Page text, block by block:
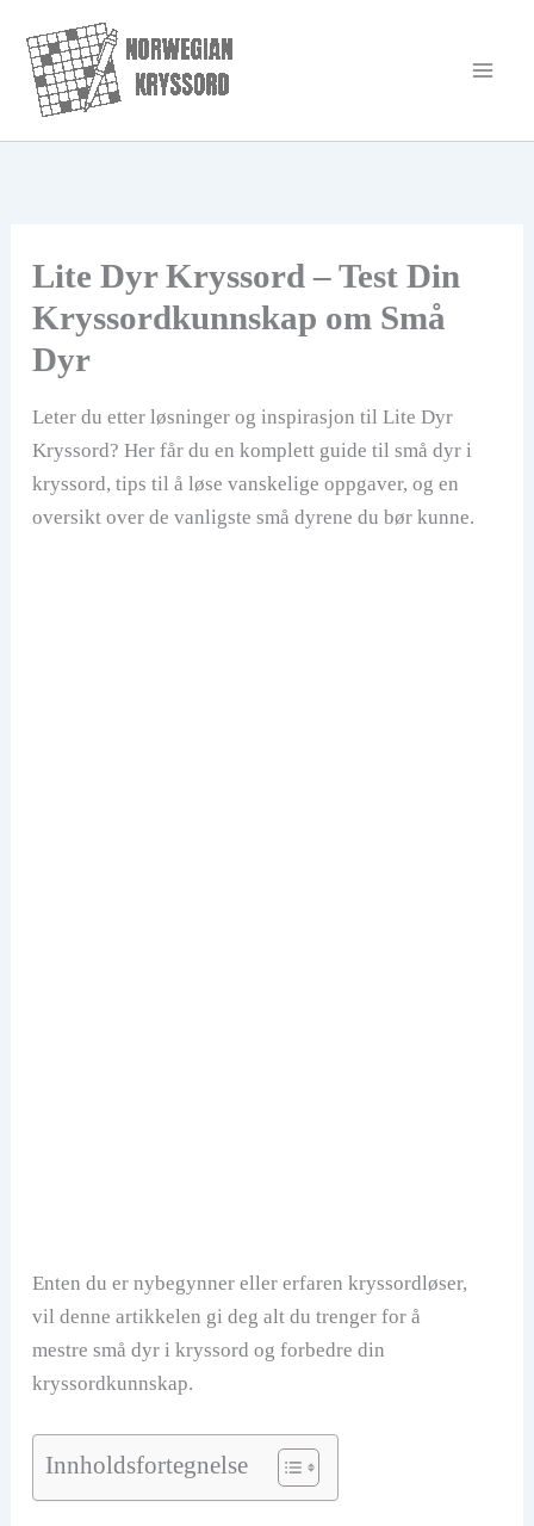
rett
innholdet
Lite Dyr Kryssord – Test Din
Kryssordkunnskap om Små
Dyr
Leter du etter løsninger og inspirasjon til Lite Dyr
Kryssord? Her får du en komplett guide til små dyr i
kryssord, tips til å løse vanskelige oppgaver, og en
oversikt over de vanligste små dyrene du bør kunne.
Enten du er nybegynner eller erfaren kryssordløser,
vil denne artikkelen gi deg alt du trenger for å
mestre små dyr i kryssord og forbedre din
kryssordkunnskap.
Innholdsfortegnelse